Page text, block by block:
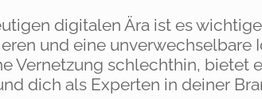
digitalen Ära ist es
und eine unverwechselbare
Vernetzung schlechthin, bietet
dich als Experten in deiner